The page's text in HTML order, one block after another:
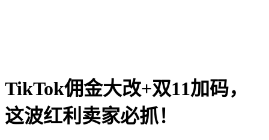
TikTok佣金大改+双11加码，
这波红利卖家必抓！